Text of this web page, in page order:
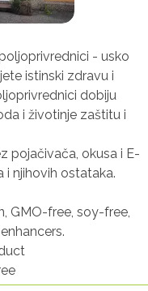
- usko
istinski zdravu i
dobiju
i životinje zaštitu i
pojačivača, okusa i E-
i njihovih ostataka.
GMO-free, soy-free,